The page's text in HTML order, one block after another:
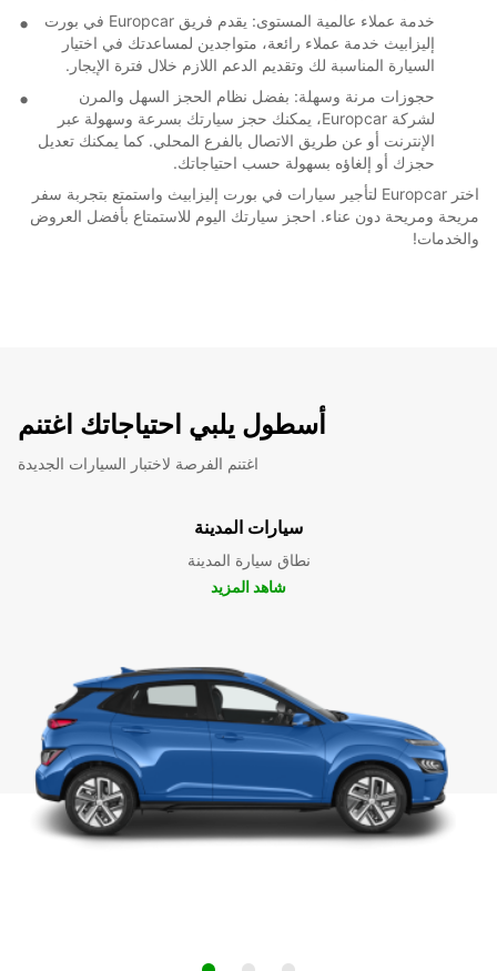
خدمة عملاء عالمية المستوى: يقدم فريق Europcar في بورت
إليزابيث خدمة عملاء رائعة، متواجدين لمساعدتك في اختيار
السيارة المناسبة لك وتقديم الدعم اللازم خلال فترة الإيجار.
حجوزات مرنة وسهلة: بفضل نظام الحجز السهل والمرن
لشركة Europcar، يمكنك حجز سيارتك بسرعة وسهولة عبر
الإنترنت أو عن طريق الاتصال بالفرع المحلي. كما يمكنك تعديل
حجزك أو إلغاؤه بسهولة حسب احتياجاتك.
اختر Europcar لتأجير سيارات في بورت إليزابيث واستمتع بتجربة سفر
مريحة ومريحة دون عناء. احجز سيارتك اليوم للاستمتاع بأفضل العروض
والخدمات!
أسطول يلبي احتياجاتك اغتنم
اغتنم الفرصة لاختبار السيارات الجديدة
سيارات المدينة
نطاق سيارة المدينة
شاهد المزيد